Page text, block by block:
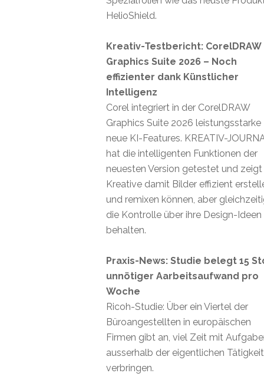
HelioShield.
Kreativ-Testbericht: CorelDRAW
Graphics Suite 2026 – Noch
effizienter dank Künstlicher
Intelligenz
Corel integriert in der CorelDRAW
Graphics Suite 2026 leistungsstarke
neue KI-Features. KREATIV-
hat die intelligenten Funktionen der
neuesten Version getestet und
Kreative damit Bilder effizient
und remixen können, aber
die Kontrolle über ihre Design-Ideen
behalten.
Praxis-News: Studie belegt 15
unnötiger Aarbeitsaufwand pro
Woche
Ricoh-Studie: Über ein Viertel der
Büroangestellten in europäischen
Firmen gibt an, viel Zeit mit
ausserhalb der eigentlichen
verbringen.